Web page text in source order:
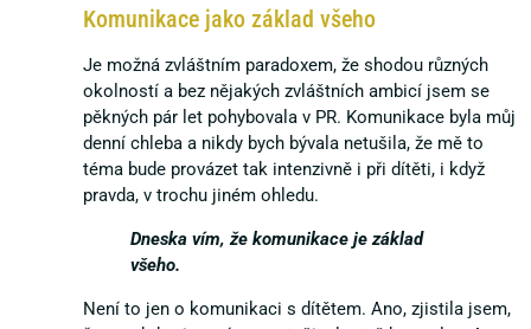
Komunikace jako základ všeho
Je možná zvláštním paradoxem, že shodou různých
okolností a bez nějakých zvláštních ambicí jsem se
pěkných pár let pohybovala v PR. Komunikace byla můj
denní chleba a nikdy bych bývala netušila, že mě to
téma bude provázet tak intenzivně i při dítěti, i když
pravda, v trochu jiném ohledu.
Dneska vím, že komunikace je základ
všeho.
Není to jen o komunikaci s dítětem. Ano, zjistila jsem,